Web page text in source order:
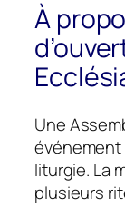
À
Une
événement
liturgie. La
plusieurs